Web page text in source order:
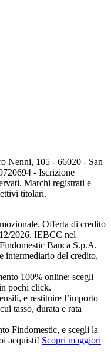
Nenni, 105 - 66020 - San
- Iscrizione
Marchi registrati e
titolari.
Offerta di credito
2026. IEBCC nel
Banca S.p.A.
intermediario del credito,
100% online: scegli
pochi click.
e restituire l’importo
tasso, durata e rata
Findomestic, e scegli la
acquisti! Scopri maggiori